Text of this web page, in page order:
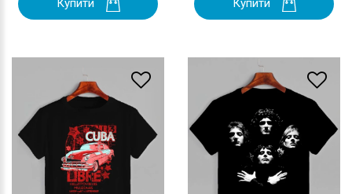
Купити Купити